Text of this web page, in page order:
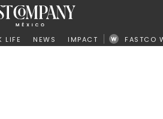
LIFE NEWS IMPACT FASTCO